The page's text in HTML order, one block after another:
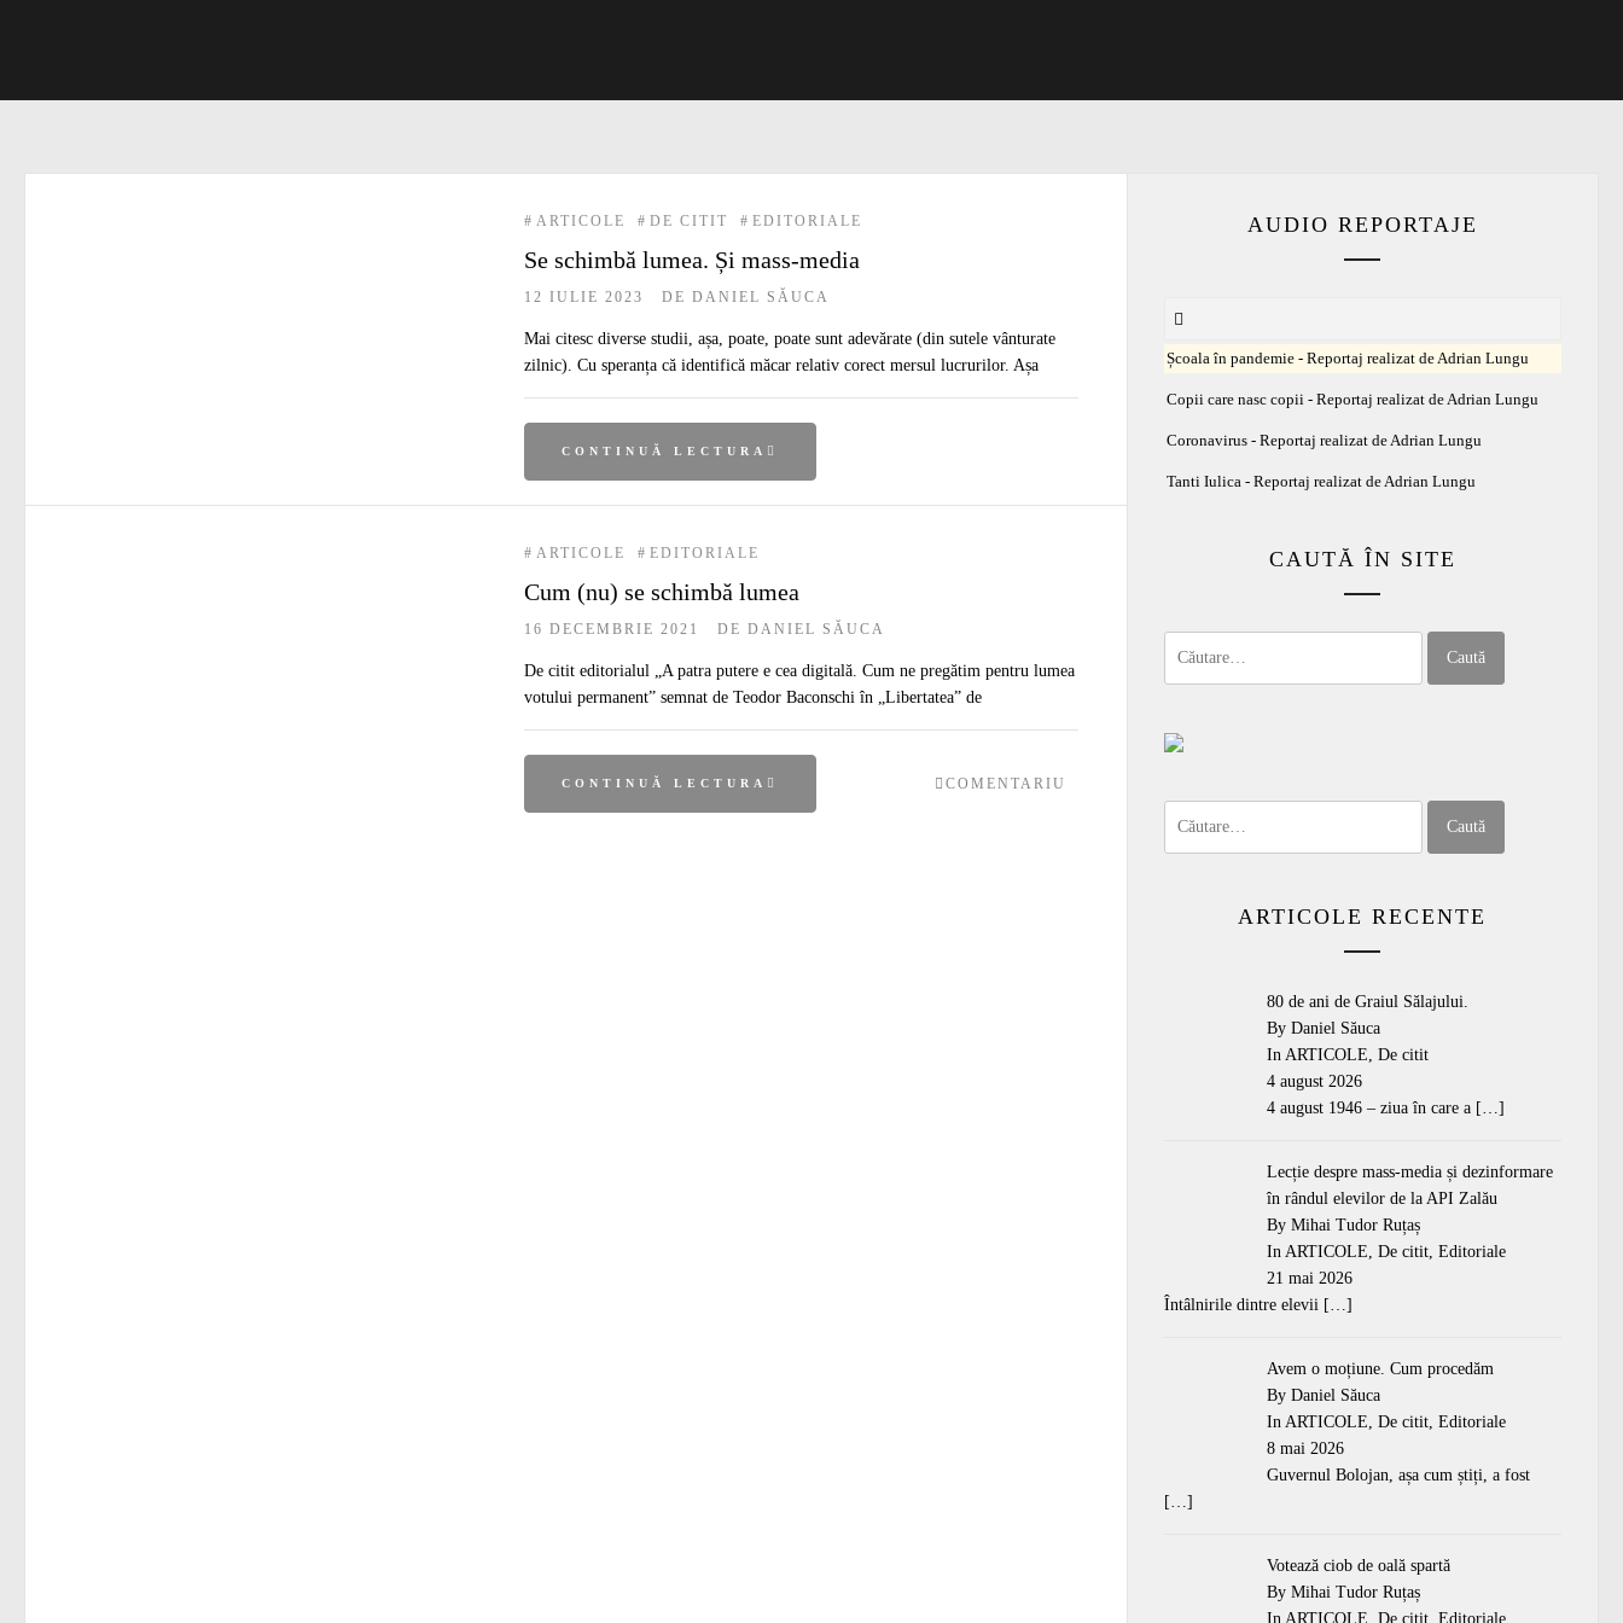
# ARTICOLE # DE CITIT # EDITORIALE
Se schimbă lumea. Și mass-media
12 IULIE 2023 DE DANIEL SĂUCA
Mai citesc diverse studii, așa, poate, poate sunt adevărate (din sutele vânturate
zilnic). Cu speranța că identifică măcar relativ corect mersul lucrurilor. Așa
CONTINUĂ LECTURA
# ARTICOLE # EDITORIALE
Cum (nu) se schimbă lumea
16 DECEMBRIE 2021 DE DANIEL SĂUCA
De citit editorialul „A patra putere e cea digitală. Cum ne pregătim pentru lumea
votului permanent” semnat de Teodor Baconschi în „Libertatea” de
CONTINUĂ LECTURA COMENTARIU
AUDIO REPORTAJE
Școala în pandemie - Reportaj realizat de Adrian Lungu
Copii care nasc copii - Reportaj realizat de Adrian Lungu
Coronavirus - Reportaj realizat de Adrian Lungu
Tanti Iulica - Reportaj realizat de Adrian Lungu
CAUTĂ ÎN SITE
ARTICOLE RECENTE
80 de ani de Graiul Sălajului.
By Daniel Săuca
InARTICOLE,De citit
4 august 2026
4 august 1946 – ziua în care a […]
Lecție despre mass-media și dezinformare
în rândul elevilor de la API Zalău
By Mihai Tudor Ruțaș
InARTICOLE,De citit,Editoriale
21 mai 2026
Întâlnirile dintre elevii […]
Avem o moțiune. Cum procedăm
By Daniel Săuca
InARTICOLE,De citit,Editoriale
8 mai 2026
Guvernul Bolojan, așa cum știți, a fost
[…]
Votează ciob de oală spartă
By Mihai Tudor Ruțaș
In ARTICOLE ,De citit ,Editoriale